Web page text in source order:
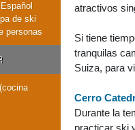
de ski
personas
atractivos
Si tiene
tranquilas
Suiza, para
Cerro
Durante la
practicar ski